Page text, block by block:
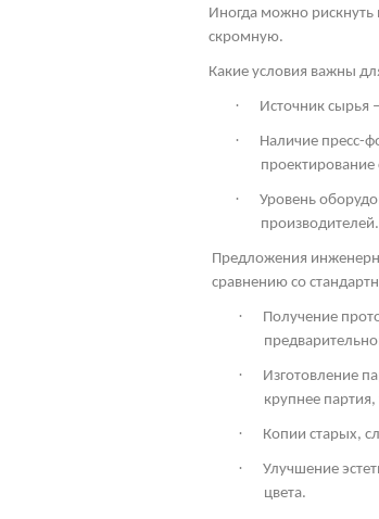
Иногда можно рискнуть
скромную.
Какие условия важны
· Источник сырья
·
Наличие пресс-
проектирование
· Уровень
производителей.
Предложения
сравнению со
· Получение
·
Изготовление
крупнее
· Копии старых,
·
Улучшение
цвета.